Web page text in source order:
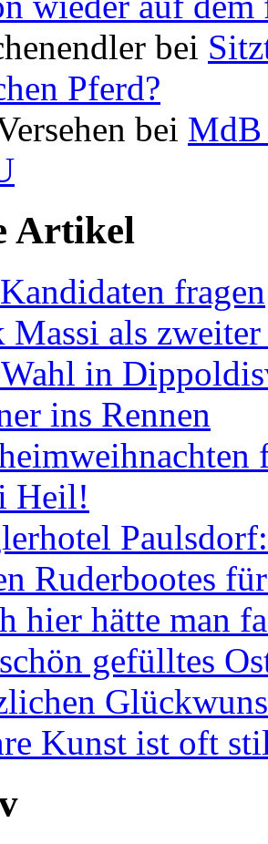
bei
Pferd?
bei MdB
Artikel
fragen
Massi als
in
ins Rennen
Heil!
Ruderbootes
hier hätte man
gefülltes
Kunst ist oft